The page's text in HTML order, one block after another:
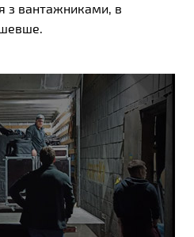
з вантажниками, в